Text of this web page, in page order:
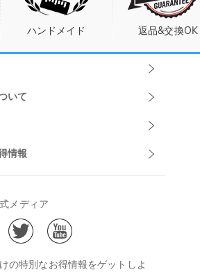
ハンドメイド 返品&交換OK
いて
いて
に基づく表示
入れ
情報
について
の特別なお得情報をゲットしよ
メディア